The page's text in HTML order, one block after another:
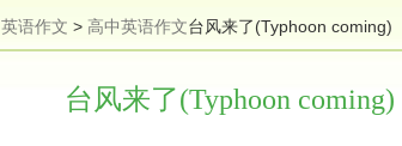
英语作文 > 高中英语作文台风来了(Typhoon coming)
台风来了(Typhoon coming)